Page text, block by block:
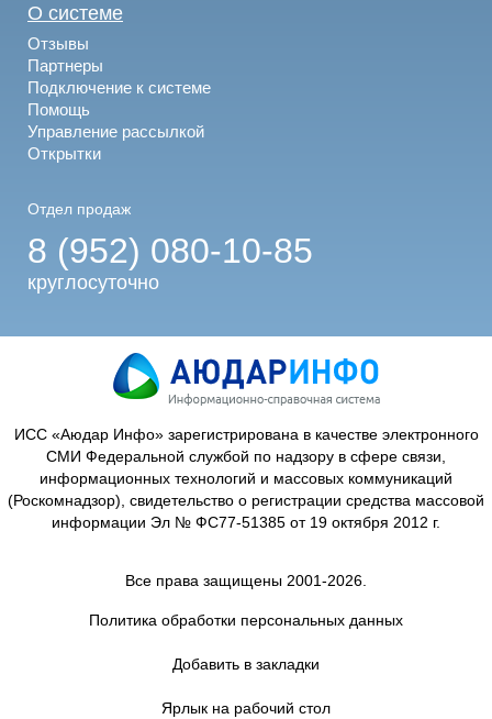
О системе
Отзывы
Партнеры
Подключение к системе
Помощь
Управление рассылкой
Открытки
Отдел продаж
8 (952) 080-10-85
круглосуточно
ИСС «Аюдар Инфо» зарегистрирована в качестве электронного
СМИ Федеральной службой по надзору в сфере связи,
информационных технологий и массовых коммуникаций
(Роскомнадзор), свидетельство о регистрации средства массовой
информации Эл № ФС77-51385 от 19 октября 2012 г.
Все права защищены 2001-2026.
Политика обработки персональных данных
Добавить в закладки
Ярлык на рабочий стол